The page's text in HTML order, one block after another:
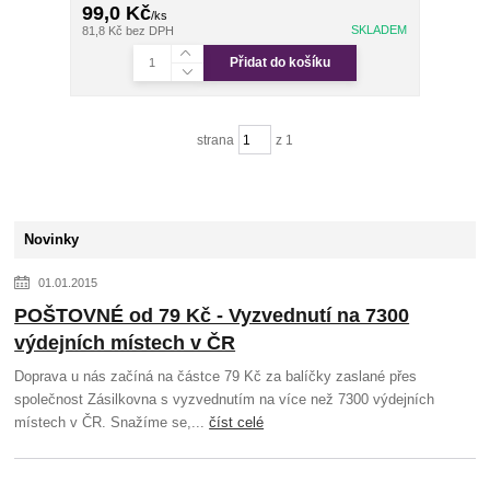
99,0 Kč/ks
81,8 Kčbez DPH SKLADEM
Přidat do košíku
strana z 1
Novinky
01.01.2015
POŠTOVNÉ od 79 Kč - Vyzvednutí na 7300
výdejních místech v ČR
Doprava u nás začíná na částce 79 Kč za balíčky zaslané přes
společnost Zásilkovna s vyzvednutím na více než 7300 výdejních
místech v ČR. Snažíme se,...číst celé